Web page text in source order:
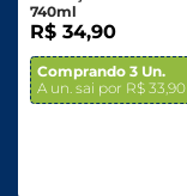
740ml
R$ 34,90
Comprando 3 Un.
A un. sai por R$ 33,90